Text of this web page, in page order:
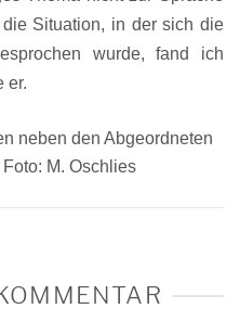
Situation, in der sich die
wurde, fand ich
er.
neben den Abgeordneten
Foto: M. Oschlies